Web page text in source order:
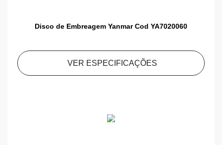
Disco de Embreagem Yanmar Cod YA7020060
VER ESPECIFICAÇÕES